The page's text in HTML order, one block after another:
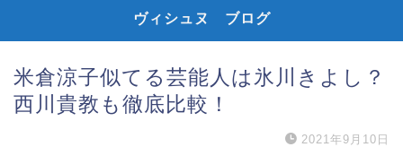
ヴィシュヌ ブログ
米倉涼子似てる芸能人は氷川きよし？
西川貴教も徹底比較！
2021年9月10日